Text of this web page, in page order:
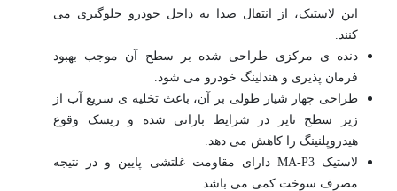
این لاستیک، از انتقال صدا به داخل خودرو جلوگیری می
کنند.
دنده ی مرکزی طراحی شده بر سطح آن موجب بهبود
فرمان پذیری و هندلینگ خودرو می شود.
طراحی چهار شیار طولی بر آن، باعث تخلیه ی سریع آب از
زیر سطح تایر در شرایط بارانی شده و ریسک وقوع
هیدروپلنینگ را کاهش می دهد.
لاستیک MA-P3 دارای مقاومت غلتشی پایین و در نتیجه
مصرف سوخت کمی می باشد.